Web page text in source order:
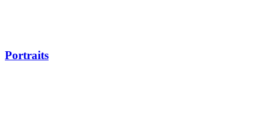
Portraits